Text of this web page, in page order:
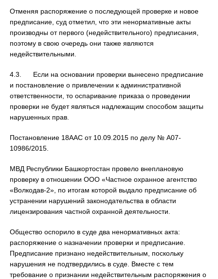
Отменяя распоряжение о последующей проверке и новое
предписание, суд отметил, что эти ненормативные акты
производны от первого (недействительного) предписания,
поэтому в свою очередь они также являются
недействительными.
4.3. Если на основании проверки вынесено предписание
и постановление о привлечении к административной
ответственности, то оспаривание приказа о проведении
проверки не будет являться надлежащим способом защиты
нарушенных прав.
Постановление 18ААС от 10.09.2015 по делу № А07-
10986/2015.
МВД Республики Башкортостан провело внеплановую
проверку в отношении ООО «Частное охранное агентство
«Волкодав-2», по итогам которой выдало предписание об
устранении нарушений законодательства в области
лицензирования частной охранной деятельности.
Общество оспорило в суде два ненормативных акта:
распоряжение о назначении проверки и предписание.
Предписание признано недействительным, поскольку
нарушения не подтвердились в суде. Вместе с тем
требование о признании недействительным распоряжения о